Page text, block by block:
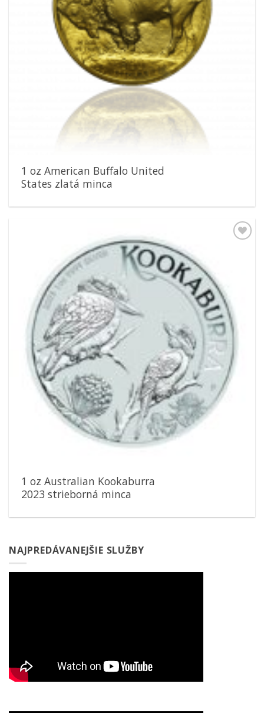
1 oz American Buffalo United
States zlatá minca
1 oz Australian Kookaburra
2023 strieborná minca
NAJPREDÁVANEJŠIE SLUŽBY